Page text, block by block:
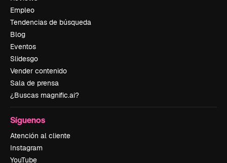
Empleo
Tendencias de búsqueda
Blog
Eventos
Slidesgo
Vender contenido
Sala de prensa
¿Buscas magnific.ai?
Síguenos
Atención al cliente
Instagram
YouTube